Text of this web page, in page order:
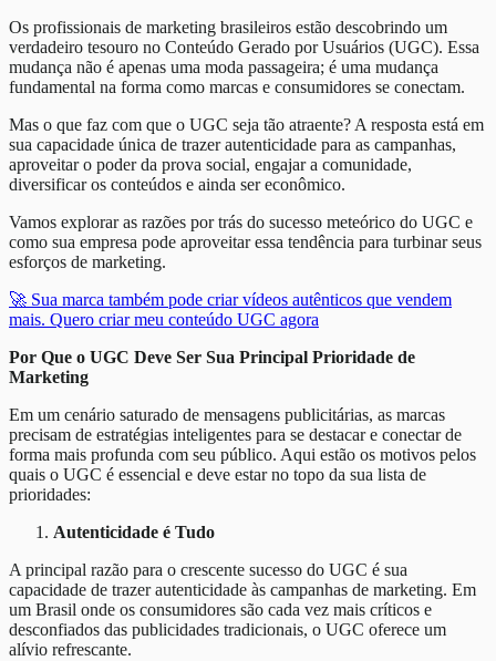
Os profissionais de marketing brasileiros estão descobrindo um
verdadeiro tesouro no Conteúdo Gerado por Usuários (UGC). Essa
mudança não é apenas uma moda passageira; é uma mudança
fundamental na forma como marcas e consumidores se conectam.
Mas o que faz com que o UGC seja tão atraente? A resposta está em
sua capacidade única de trazer autenticidade para as campanhas,
aproveitar o poder da prova social, engajar a comunidade,
diversificar os conteúdos e ainda ser econômico.
Vamos explorar as razões por trás do sucesso meteórico do UGC e
como sua empresa pode aproveitar essa tendência para turbinar seus
esforços de marketing.
🚀 Sua marca também pode criar vídeos autênticos que vendem
mais. Quero criar meu conteúdo UGC agora
Por Que o UGC Deve Ser Sua Principal Prioridade de
Marketing
Em um cenário saturado de mensagens publicitárias, as marcas
precisam de estratégias inteligentes para se destacar e conectar de
forma mais profunda com seu público. Aqui estão os motivos pelos
quais o UGC é essencial e deve estar no topo da sua lista de
prioridades:
Autenticidade é Tudo
A principal razão para o crescente sucesso do UGC é sua
capacidade de trazer autenticidade às campanhas de marketing. Em
um Brasil onde os consumidores são cada vez mais críticos e
desconfiados das publicidades tradicionais, o UGC oferece um
alívio refrescante.